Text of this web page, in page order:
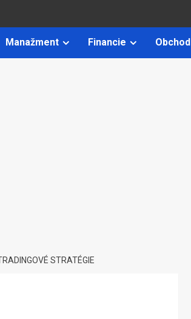
Manažment Financie Obchod
STRATÉGIE